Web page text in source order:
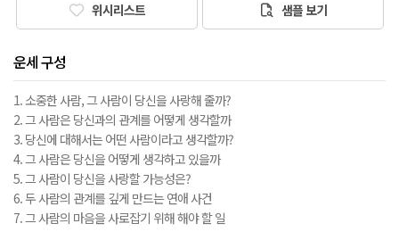
위시리스트 샘플 보기
운세 구성
1. 소중한 사람, 그 사람이 당신을 사랑해 줄까?
2. 그 사람은 당신과의 관계를 어떻게 생각할까
3. 당신에 대해서는 어떤 사람이라고 생각할까?
4. 그 사람은 당신을 어떻게 생각하고 있을까
5. 그 사람이 당신을 사랑할 가능성은?
6. 두 사람의 관계를 깊게 만드는 연애 사건
7. 그 사람의 마음을 사로잡기 위해 해야 할 일